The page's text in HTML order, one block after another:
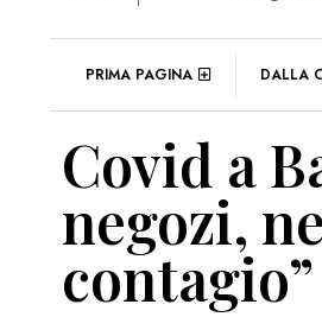
PRIMA PAGINA DALLA
Covid a
negozi,
contagio”